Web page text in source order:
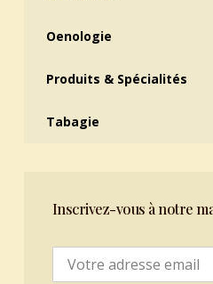
Oenologie
Produits & Spécialités
Tabagie
Inscrivez-vous à notre